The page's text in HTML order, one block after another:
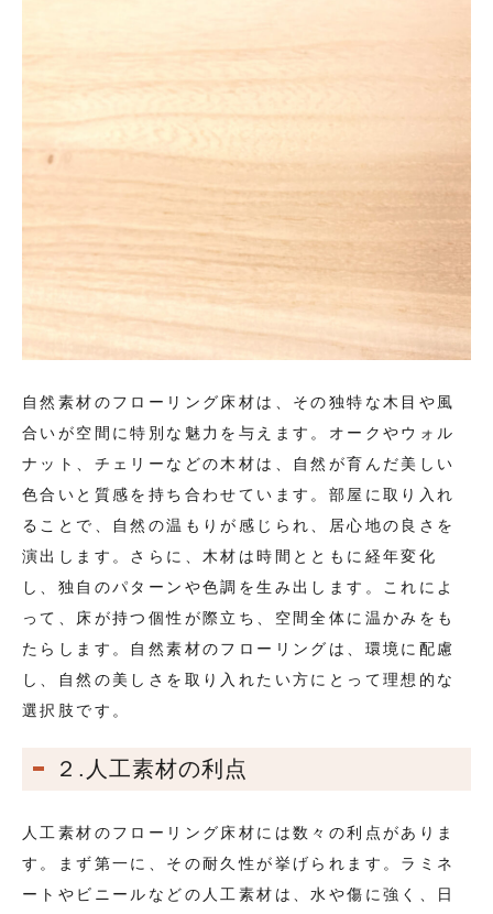
自然素材のフローリング床材は、その独特な木目や風
合いが空間に特別な魅力を与えます。オークやウォル
ナット、チェリーなどの木材は、自然が育んだ美しい
色合いと質感を持ち合わせています。部屋に取り入れ
ることで、自然の温もりが感じられ、居心地の良さを
演出します。さらに、木材は時間とともに経年変化
し、独自のパターンや色調を生み出します。これによ
って、床が持つ個性が際立ち、空間全体に温かみをも
たらします。自然素材のフローリングは、環境に配慮
し、自然の美しさを取り入れたい方にとって理想的な
選択肢です。
２.人工素材の利点
人工素材のフローリング床材には数々の利点がありま
す。まず第一に、その耐久性が挙げられます。ラミネ
ートやビニールなどの人工素材は、水や傷に強く、日